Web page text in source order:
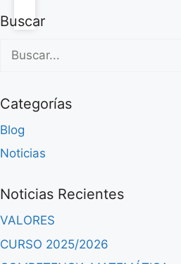
Buscar
Categorías
Blog
Noticias
Noticias Recientes
VALORES
CURSO 2025/2026